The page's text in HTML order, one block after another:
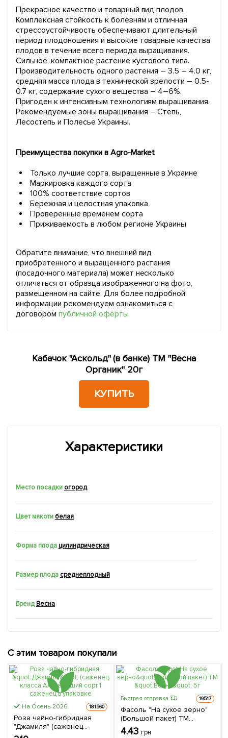
Прекрасное качество и товарный вид плодов.
Комплексная стойкость к болезням и отличная
стрессоустойчивость обеспечивают длительный
период плодоношения и высокие товарные качества
плодов в течение всего периода выращивания.
Сильное, компактное растение кустового типа.
Производительность одного растения – 3.5 – 4.0 кг,
средняя масса плода в технической зрелости – 0.5-
0.7 кг, содержание сухого вещества – 4–6%.
Пригоден к интенсивным технологиям выращивания.
Рекомендуемые зоны выращивания – Степь,
Лесостепь и Полесье Украины.
Преимущества покупки в Agro-Market
Только лучшие сорта, выращенные в Украине
Маркировка каждого сорта
100% соответствие сортов
Бережная и целостная упаковка
Проверенные временем сорта
Приживаемость в любом регионе Украины
Обратите внимание, что внешний вид
приобретенного и выращенного растения
(посадочного материала) может несколько
отличаться от образца изображенного на фото,
размещенном на сайте. Для более подробной
информации рекомендуем ознакомиться с
договором публичной оферты
Кабачок "Аскольд" (в банке) ТМ "Весна
Органик" 20г
КУПИТЬ
Характеристики
Место посадки огород
Цвет мякоти белая
Форма плодацилиндрическая
Размер плода среднеплодный
БрендВесна
С этим товаром покупали
На Осень-2026 181560
Роза чайно-гибридная
"Джамиля" (саженец
класса АА+) высший сорт 1
Быстрая отправка 19517
Фасоль "На сухое зерно"
(Большой пакет) ТМ
"Весна" 5г
4.43 грн